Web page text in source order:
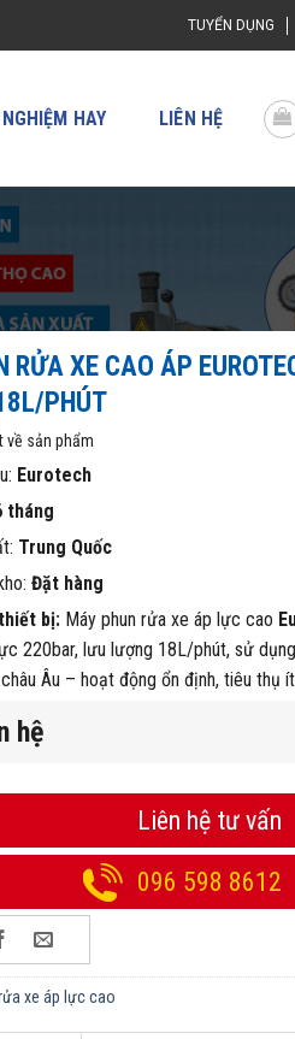
TUYỂN DỤNG
HAY LIÊN HỆ
RỬA XE CAO ÁP
PHÚT
về sản phẩm
Eurotech
tháng
Trung Quốc
Đặt hàng
bị:Máy phun rửa xe áp lực cao
220bar, lưu lượng 18L/phút, sử
Âu – hoạt động ổn định, tiêu thụ
hệ
Liên hệ tư vấn
096 598 8612
xe áp lực cao